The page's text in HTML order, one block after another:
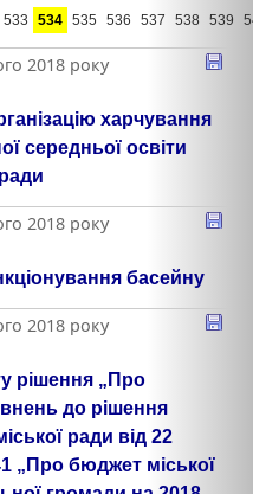
533 534 535 536 537 538 539
2018 року
харчування
середньої освіти
2018 року
басейну
2018 року
рішення „Про
до рішення
ради від 22
„Про бюджет міської